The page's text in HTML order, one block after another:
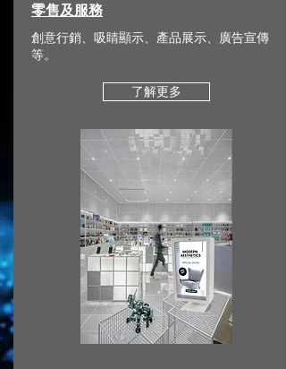
零售及服務
創意行銷、吸睛顯示、產品展示、廣告宣傳
等。
了解更多